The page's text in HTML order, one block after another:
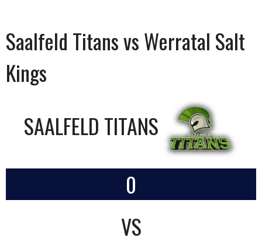
Saalfeld Titans vs Werratal Salt
Kings
SAALFELD TITANS
0
VS